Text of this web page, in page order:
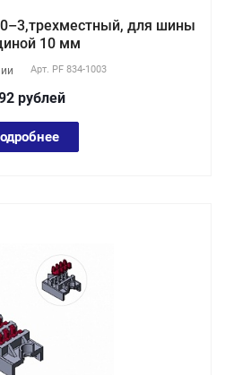
для шины
10 мм
Арт. PF 834-1003
рублей